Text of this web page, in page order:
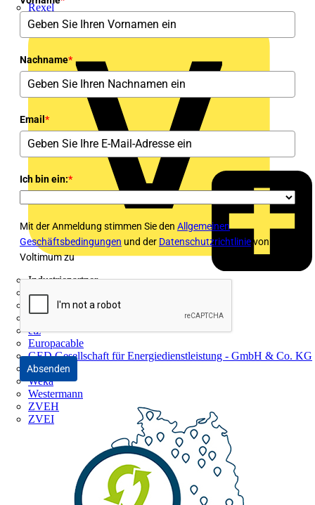
Rexel
Industriepartner
bfe
de - das Elektrohandwerk
ETIM Deutschland eV
etz
Europacable
GED Gesellschaft für Energiedienstleistung - GmbH & Co. KG
VDE
Weka
Westermann
ZVEH
ZVEI
Nachname*
Email *
Ich bin ein:*
Mit der Anmeldung stimmen Sie den Allgemeinen
Geschäftsbedingungen und der Datenschutzrichtlinie von
Voltimum zu
Absenden